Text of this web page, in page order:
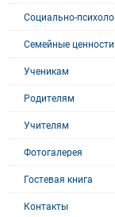
Социально-
Семейные ценности
Ученикам
Родителям
Учителям
Фотогалерея
Гостевая книга
Контакты